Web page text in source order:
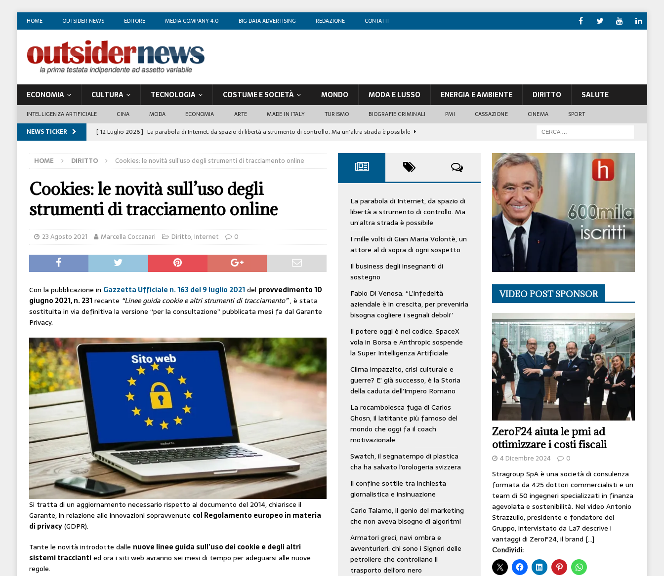
HOME OUTSIDER NEWS EDITORE MEDIA COMPANY 4.0 BIG DATA ADVERTISING REDAZIONE CONTATTI
ECONOMIA CULTURA TECNOLOGIA COSTUME E SOCIETÀ MONDO MODA E LUSSO ENERGIA E AMBIENTE DIRITTO SALUTE
INTELLIGENZA ARTIFICIALE CINA MODA ECONOMIA ARTE MADE IN ITALY TURISMO BIOGRAFIE CRIMINALI PMI CASSAZIONE CINEMA SPORT
NEWS TICKER [ 12 Luglio 2026 ] La parabola di Internet, da spazio di libertà a strumento di controllo. Ma un’altra strada è possibile
[ 4 Luglio 2026 ] I mille volti di Gian Maria Volontè, un attore al di sopra di ogni sospetto
CINEMA
[ 1 Luglio 2026 ]
Il business degli insegnanti di sostegno
COSTUME/SOCIETÀ
[ 29 Giugno 2026 ]
Fabio Di Venosa: “L’infedeltà aziendale è in crescita, per prevenirla bisogna cogliere i segnali deboli”
ECONOMIA
[ 14 Giugno 2026 ]
Il potere oggi è nel codice: SpaceX vola in Borsa e Anthropic sospende la Super Intelligenza Artificiale
[ 7 Febbraio 2020 ]
Nato con l’Austria-Ungheria e morto nell’era digitale. Il tempo si era dimenticato di Gillo Dorfles e lui
HOME DIRITTO Cookies: le novità sull’uso degli strumenti di tracciamento online
Cookies: le novità sull’uso degli
strumenti di tracciamento online
23 Agosto 2021 Marcella Coccanari Diritto, Internet 0
Con la pubblicazione in Gazzetta Ufficiale n. 163 del 9 luglio 2021del provvedimento 10
giugno 2021, n. 231recante “Linee guida cookie e altri strumenti di tracciamento”, è stata
sostituita in via definitiva la versione “per la consultazione” pubblicata mesi fa dal Garante
Privacy.
Si tratta di un aggiornamento necessario rispetto al documento del 2014, chiarisce il
Garante, in relazione alle innovazioni sopravvenute col Regolamento europeo in materia
di privacy(GDPR).
Tante le novità introdotte dalle nuove linee guida sull’uso dei cookie e degli altri
sistemi tracciantied ora i siti web avranno sei mesi di tempo per adeguarsi alle nuove
regole.
La parabola di Internet, da spazio di
libertà a strumento di controllo. Ma
un’altra strada è possibile
I mille volti di Gian Maria Volontè, un
attore al di sopra di ogni sospetto
Il business degli insegnanti di
sostegno
Fabio Di Venosa: “L’infedeltà
aziendale è in crescita, per prevenirla
bisogna cogliere i segnali deboli”
Il potere oggi è nel codice: SpaceX
vola in Borsa e Anthropic sospende
la Super Intelligenza Artificiale
Clima impazzito, crisi culturale e
guerre? E’ già successo, è la Storia
della caduta dell’Impero Romano
La rocambolesca fuga di Carlos
Ghosn, il latitante più famoso del
mondo che oggi fa il coach
motivazionale
Swatch, il segnatempo di plastica
cha ha salvato l’orologeria svizzera
Il confine sottile tra inchiesta
giornalistica e insinuazione
Carlo Talamo, il genio del marketing
che non aveva bisogno di algoritmi
Armatori greci, navi ombra e
avventurieri: chi sono i Signori delle
petroliere che controllano il
trasporto dell’oro nero
VIDEO POST SPONSOR
ZeroF24 aiuta le pmi ad
ottimizzare i costi fiscali
4 Dicembre 2024 0
Stragroup SpA è una società di consulenza
formata da 425 dottori commercialisti e un
team di 50 ingegneri specializzati in finanza
agevolata e sostenibilità. Nel video Antonio
Strazzullo, presidente e fondatore del
Gruppo, intervistato da La7 descrive i
vantaggi di ZeroF24, il brand […]
Condividi: